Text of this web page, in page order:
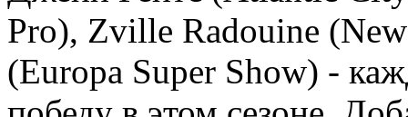
Pro), Zville Radouine
(Europa Super Show) -